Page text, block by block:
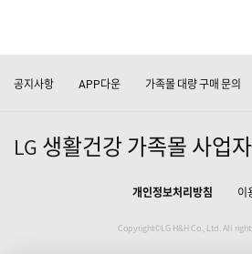
공지사항 APP다운 가족몰 대량 구매 문의
LG 생활건강 가족몰 사업
개인정보처리방침 이
Copyright©LG H&H Co., Ltd. All